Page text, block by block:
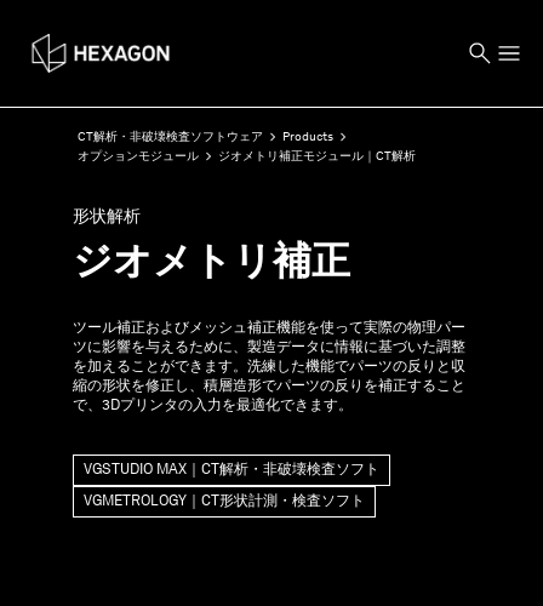
CT解析・非破壊検査ソフトウェア
Products
オプションモジュール
ジオメトリ補正モジュール｜CT解析
形状解析
ジオメトリ補正
ツール補正およびメッシュ補正機能を使って実際の物理パー
ツに影響を与えるために、製造データに情報に基づいた調整
を加えることができます。洗練した機能でパーツの反りと収
縮の形状を修正し、積層造形でパーツの反りを補正すること
で、3Dプリンタの入力を最適化できます。
VGSTUDIO MAX｜CT解析・非破壊検査ソフト
VGMETROLOGY｜CT形状計測・検査ソフト